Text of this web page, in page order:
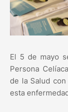
El 5 de mayo
Persona
de la Salud
esta